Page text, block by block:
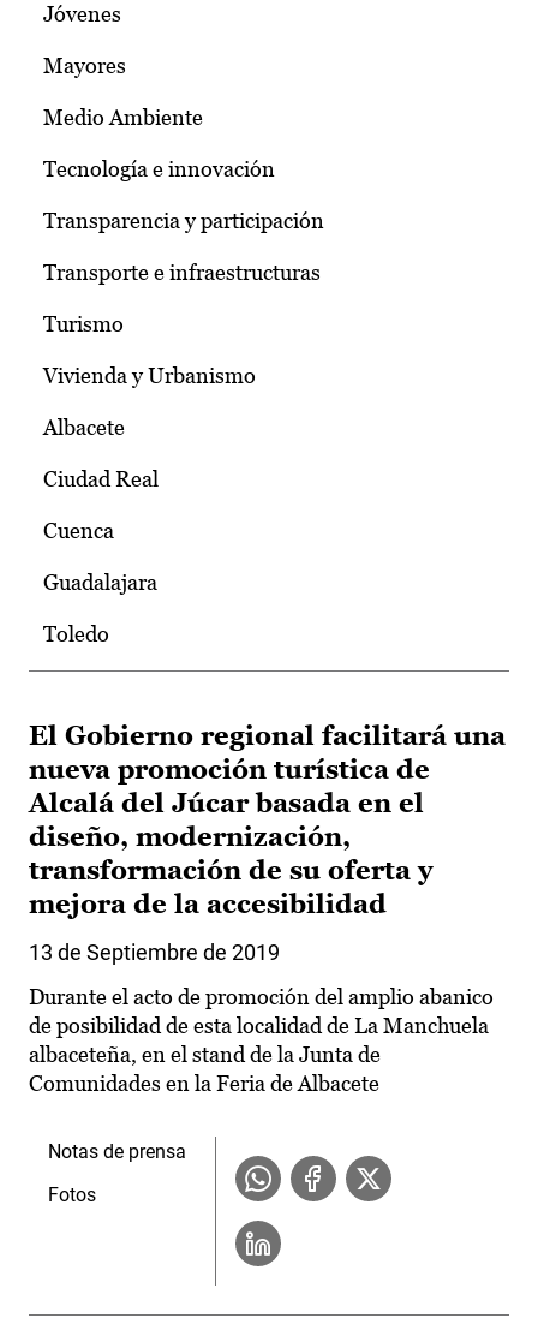
Jóvenes
Mayores
Medio Ambiente
Tecnología e innovación
Transparencia y participación
Transporte e infraestructuras
Turismo
Vivienda y Urbanismo
Albacete
Ciudad Real
Cuenca
Guadalajara
Toledo
El Gobierno regional facilitará una
nueva promoción turística de
Alcalá del Júcar basada en el
diseño, modernización,
transformación de su oferta y
mejora de la accesibilidad
13 de Septiembre de 2019
Durante el acto de promoción del amplio abanico
de posibilidad de esta localidad de La Manchuela
albaceteña, en el stand de la Junta de
Comunidades en la Feria de Albacete
Notas de prensa
Fotos